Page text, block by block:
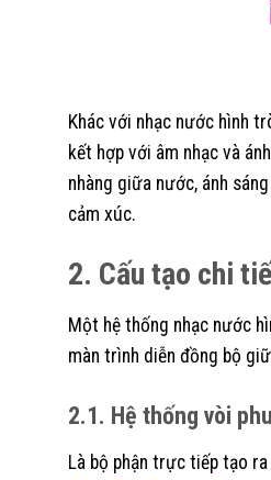
Khác với nhạc nước hình
kết hợp với âm nhạc và
nhàng giữa nước, ánh
cảm xúc.
2. Cấu tạo chi
Một hệ thống nhạc nước
màn trình diễn đồng bộ
2.1. Hệ thống vòi
Là bộ phận trực tiếp tạo